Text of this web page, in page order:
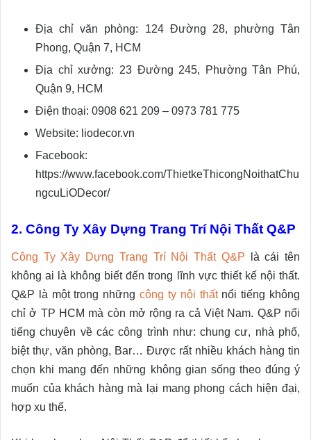
Địa chỉ văn phòng: 124 Đường 28, phường Tân
Phong, Quận 7, HCM
Địa chỉ xưởng: 23 Đường 245, Phường Tân Phú,
Quận 9, HCM
Điện thoại: 0908 621 209 – 0973 781 775
Website: liodecor.vn
Facebook:
https://www.facebook.com/ThietkeThicongNoithatChu
ngcuLiODecor/
2. Công Ty Xây Dựng Trang Trí Nội Thất Q&P
Công Ty Xây Dựng Trang Trí Nội Thất Q&P là cái tên
không ai là không biết đến trong lĩnh vực thiết kế nội thất.
Q&P là một trong nhữngcông ty nội thấtnổi tiếng không
chỉ ở TP HCM mà còn mở rộng ra cả Việt Nam. Q&P nổi
tiếng chuyên về các công trình như: chung cư, nhà phố,
biệt thự, văn phòng, Bar… Được rất nhiều khách hàng tin
chọn khi mang đến những không gian sống theo đúng ý
muốn của khách hàng mà lại mang phong cách hiện đại,
hợp xu thế.